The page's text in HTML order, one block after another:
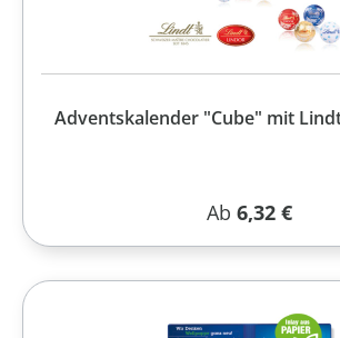
Adventskalender "Cube" mit
Regulärer Preis:
Ab 6,32 €